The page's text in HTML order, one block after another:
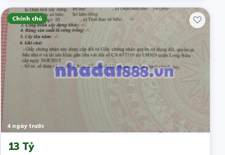
Chính chủ
4 ngày trước
13 Tỷ